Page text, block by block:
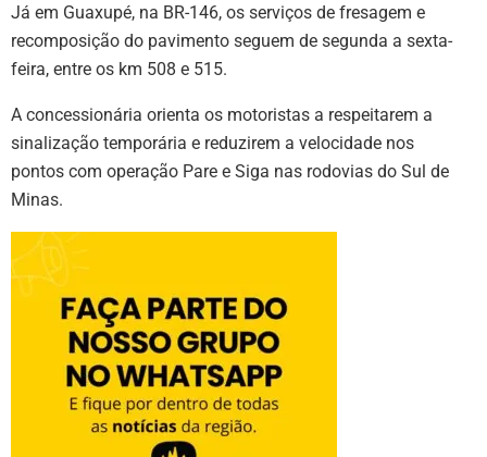
Já em Guaxupé, na BR-146, os serviços de fresagem e
recomposição do pavimento seguem de segunda a sexta-
feira, entre os km 508 e 515.
A concessionária orienta os motoristas a respeitarem a
sinalização temporária e reduzirem a velocidade nos
pontos com operação Pare e Siga nas rodovias do Sul de
Minas.